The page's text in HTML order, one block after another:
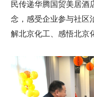
民传递华腾国贸美居酒
念，感受企业参与社区
解北京化工、感悟北京